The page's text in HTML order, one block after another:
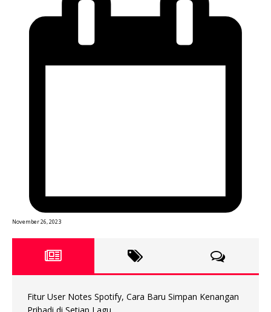
November 26, 2023
Fitur User Notes Spotify, Cara Baru Simpan Kenangan